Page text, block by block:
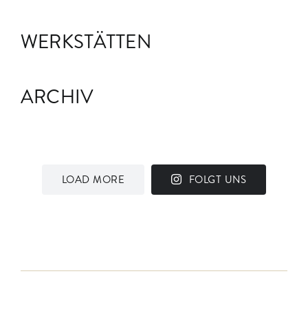
WERKSTÄTTEN
ARCHIV
LOAD MORE FOLGT UNS